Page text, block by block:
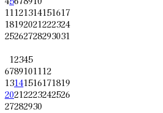
11121314151617
18192021222324
25262728293031
12345
6789101112
13141516171819
20212223242526
27282930